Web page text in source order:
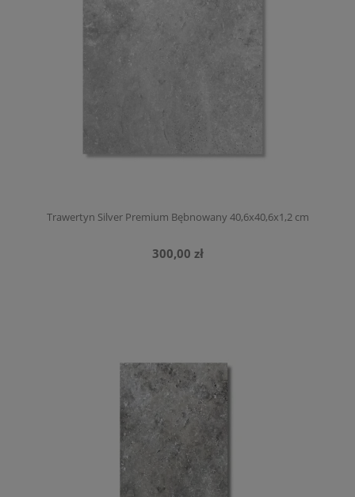
Trawertyn Silver Premium Bębnowany 40,6x40,6x1,2 cm
300,00 zł